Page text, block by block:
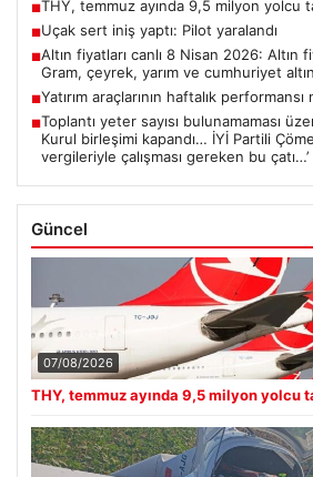
■THY, temmuz ayında 9,5 milyon yolcu
■Uçak sert iniş yaptı: Pilot yaralandı
■Altın fiyatları canlı 8 Nisan 2026: Altın
Gram, çeyrek, yarım ve cumhuriyet
■Yatırım araçlarının haftalık performansı
■Toplantı yeter sayısı bulunamaması
Kurul birleşimi kapandı… İYİ Partili
vergileriyle çalışması gereken bu çatı…’
Güncel
07/08/2026
THY, temmuz ayında 9,5 milyon yolcu